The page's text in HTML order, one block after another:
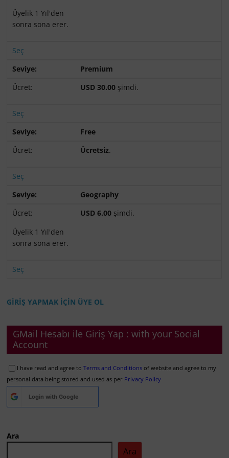
Üyelik 1 Yıl'den
sonra sona erer.
Seç
Premium
USD 30.00 şimdi.
Seç
Free
Ücretsiz.
Seç
Geography
USD 6.00 şimdi.
Üyelik 1 Yıl'den
sonra sona erer.
Seç
GİRİŞ YAPMAK İÇİN ÜYE OL
GMail Hesabı ile Giriş Yap : with your Social
Account
I have read and agree toTerms and Conditions of website and agree to my
personal data being stored and used as per Privacy Policy
Login with Google
Ara
Ara